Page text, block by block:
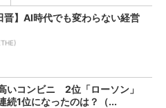
晋】AI時代でも変わらない経営
いコンビニ 2位「ローソン」
続1位になったのは？（...